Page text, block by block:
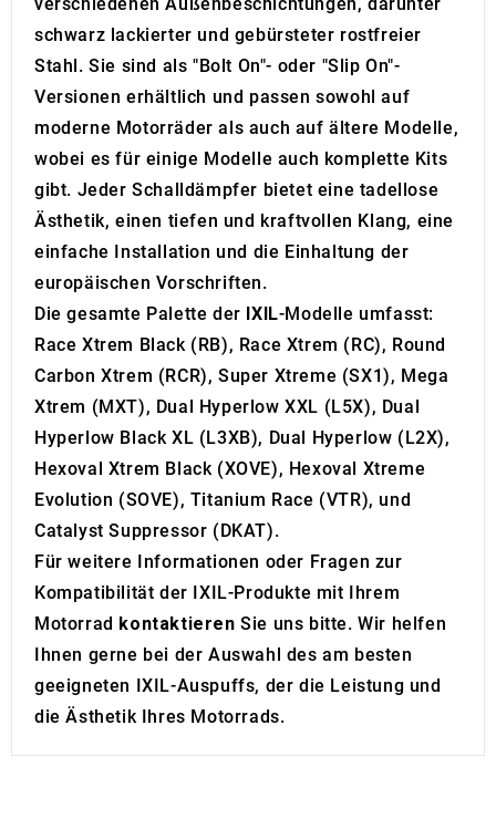
provided to them or that they’ve collected from your use
of their services.
schwarz lackierter und gebürsteter rostfreier
Stahl. Sie sind als "Bolt On"- oder "Slip On"-
Versionen erhältlich und passen sowohl auf
moderne Motorräder als auch auf ältere Modelle,
wobei es für einige Modelle auch komplette Kits
gibt. Jeder Schalldämpfer bietet eine tadellose
Ästhetik, einen tiefen und kraftvollen Klang, eine
einfache Installation und die Einhaltung der
europäischen Vorschriften.
Die gesamte Palette der IXIL-Modelle umfasst:
Race Xtrem Black (RB), Race Xtrem (RC), Round
Carbon Xtrem (RCR), Super Xtreme (SX1), Mega
Xtrem (MXT), Dual Hyperlow XXL (L5X), Dual
Hyperlow Black XL (L3XB), Dual Hyperlow (L2X),
Hexoval Xtrem Black (XOVE), Hexoval Xtreme
Evolution (SOVE), Titanium Race (VTR), und
Catalyst Suppressor (DKAT).
Für weitere Informationen oder Fragen zur
Kompatibilität der IXIL-Produkte mit Ihrem
Motorrad kontaktieren Sie uns bitte. Wir helfen
Ihnen gerne bei der Auswahl des am besten
geeigneten IXIL-Auspuffs, der die Leistung und
die Ästhetik Ihres Motorrads.